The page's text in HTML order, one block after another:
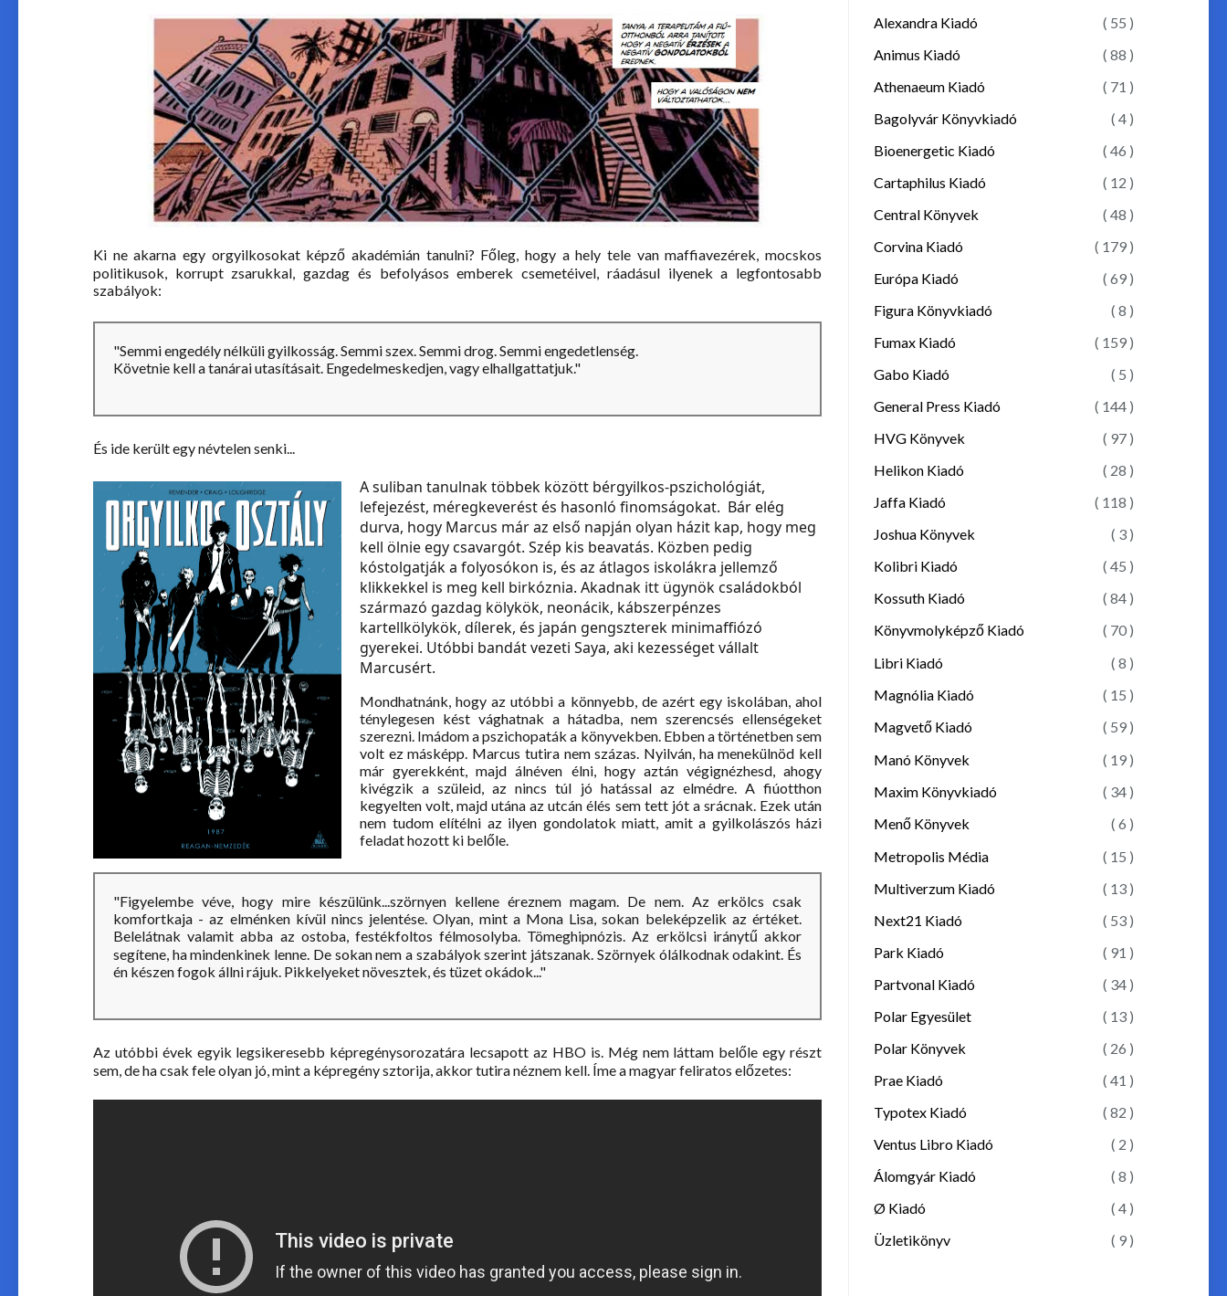
Ki ne akarna egy orgyilkosokat képző akadémián tanulni? Főleg, hogy a hely tele van maffiavezérek, mocskos
politikusok, korrupt zsarukkal, gazdag és befolyásos emberek csemetéivel, ráadásul ilyenek a legfontosabb
szabályok:
"Semmi engedély nélküli gyilkosság. Semmi szex. Semmi drog. Semmi engedetlenség.
Követnie kell a tanárai utasításait. Engedelmeskedjen, vagy elhallgattatjuk."
És ide került egy névtelen senki...
A suliban tanulnak többek között bérgyilkos-pszichológiát,
lefejezést, méregkeverést és hasonló finomságokat. Bár elég
durva, hogy Marcus már az első napján olyan házit kap, hogy meg
kell ölnie egy csavargót. Szép kis beavatás. Közben pedig
kóstolgatják a folyosókon is, és az átlagos iskolákra jellemző
klikkekkel is meg kell birkóznia. Akadnak itt ügynök családokból
származó gazdag kölykök, neonácik, kábszerpénzes
kartellkölykök, dílerek, és japán gengszterek minimaffiózó
gyerekei. Utóbbi bandát vezeti Saya, aki kezességet vállalt
Marcusért.
Mondhatnánk, hogy az utóbbi a könnyebb, de azért egy iskolában, ahol
ténylegesen kést vághatnak a hátadba, nem szerencsés ellenségeket
szerezni. Imádom a pszichopaták a könyvekben. Ebben a történetben sem
volt ez másképp. Marcus tutira nem százas. Nyilván, ha menekülnöd kell
már gyerekként, majd álnéven élni, hogy aztán végignézhesd, ahogy
kivégzik a szüleid, az nincs túl jó hatással az elmédre. A fiúotthon
kegyelten volt, majd utána az utcán élés sem tett jót a srácnak. Ezek után
nem tudom elítélni az ilyen gondolatok miatt, amit a gyilkolászós házi
feladat hozott ki belőle.
"Figyelembe véve, hogy mire készülünk...szörnyen kellene éreznem magam. De nem. Az erkölcs csak
komfortkaja - az elménken kívül nincs jelentése. Olyan, mint a Mona Lisa, sokan beleképzelik az értéket.
Belelátnak valamit abba az ostoba, festékfoltos félmosolyba. Tömeghipnózis. Az erkölcsi iránytű akkor
segítene, ha mindenkinek lenne. De sokan nem a szabályok szerint játszanak. Szörnyek ólálkodnak odakint. És
én készen fogok állni rájuk. Pikkelyeket növesztek, és tüzet okádok..."
Az utóbbi évek egyik legsikeresebb képregénysorozatára lecsapott az HBO is. Még nem láttam belőle egy részt
sem, de ha csak fele olyan jó, mint a képregény sztorija, akkor tutira néznem kell. Íme a magyar feliratos előzetes:
Alexandra Kiadó
( 55 )
Animus Kiadó
( 88 )
Athenaeum Kiadó
( 71 )
Bagolyvár Könyvkiadó
( 4 )
Bioenergetic Kiadó
( 46 )
Cartaphilus Kiadó
( 12 )
Central Könyvek
( 48 )
Corvina Kiadó
( 179 )
Európa Kiadó
( 69 )
Figura Könyvkiadó
( 8 )
Fumax Kiadó
( 159 )
Gabo Kiadó
( 5 )
General Press Kiadó
( 144 )
HVG Könyvek
( 97 )
Helikon Kiadó
( 28 )
Jaffa Kiadó
( 118 )
Joshua Könyvek
( 3 )
Kolibri Kiadó
( 45 )
Kossuth Kiadó
( 84 )
Könyvmolyképző Kiadó
( 70 )
Libri Kiadó
( 8 )
Magnólia Kiadó
( 15 )
Magvető Kiadó
( 59 )
Manó Könyvek
( 19 )
Maxim Könyvkiadó
( 34 )
Menő Könyvek
( 6 )
Metropolis Média
( 15 )
Multiverzum Kiadó
( 13 )
Next21 Kiadó
( 53 )
Park Kiadó
( 91 )
Partvonal Kiadó
( 34 )
Polar Egyesület
( 13 )
Polar Könyvek
( 26 )
Prae Kiadó
( 41 )
Typotex Kiadó
( 82 )
Ventus Libro Kiadó
( 2 )
Álomgyár Kiadó
( 8 )
Ø Kiadó
( 4 )
Üzletikönyv
( 9 )